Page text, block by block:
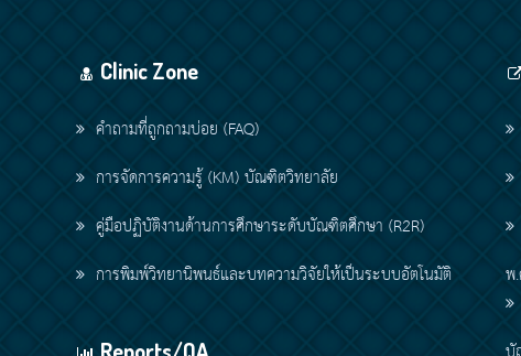
Clinic Zone
คำถามที่ถูกถามบ่อย (FAQ)
การจัดการความรู้ (KM) บัณฑิตวิทยาลัย
คู่มือปฏิบัติงานด้านการศึกษาระดับบัณฑิตศึกษา (R2R)
การพิมพ์วิทยานิพนธ์และบทความวิจัยให้เป็นระบบอัตโนมัติ
พ